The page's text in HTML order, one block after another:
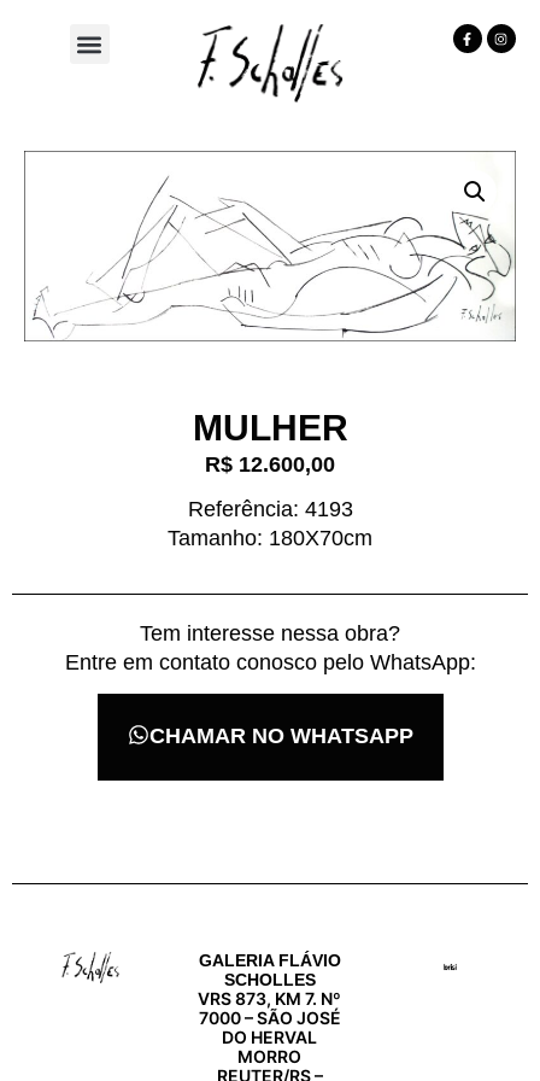
MULHER
R$ 12.600,00
Referência: 4193
Tamanho: 180X70cm
Tem interesse nessa obra?
Entre em contato conosco pelo WhatsApp:
CHAMAR NO WHATSAPP
GALERIA FLÁVIO
SCHOLLES
VRS 873, KM 7. Nº
7000 – SÃO JOSÉ
DO HERVAL
MORRO
REUTER/RS –